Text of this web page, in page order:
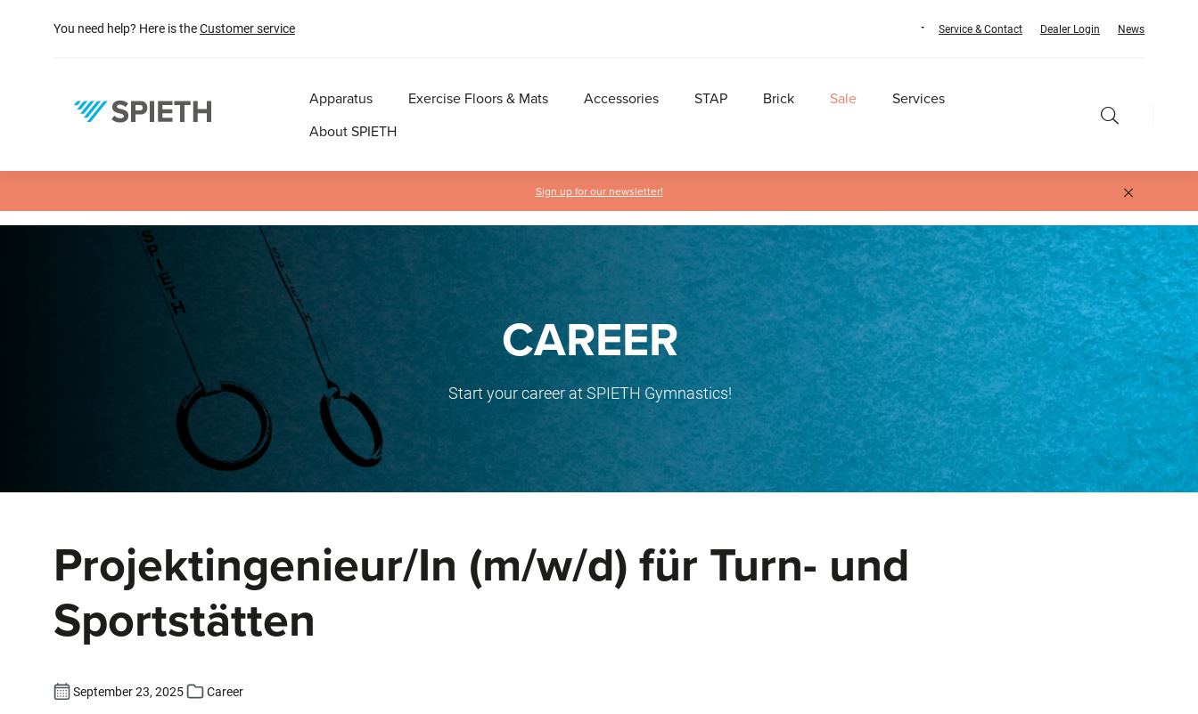
Skip to main navigation
You need help? Here is theCustomer service Service & Contact Dealer Login News
Apparatus Exercise Floors & Mats Accessories STAP Brick Sale
Services
About SPIETH
Sign up for our newsletter!
CAREER
Start your career at SPIETH Gymnastics!
Projektingenieur/In (m/w/d) für Turn- und
Sportstätten
September 23, 2025 Career